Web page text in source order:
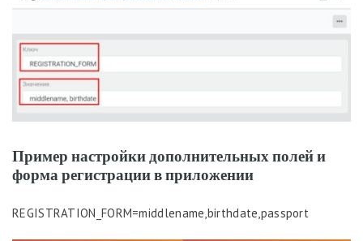
Пример настройки дополнительных полей и
форма регистрации в приложении
REGISTRATION_FORM=middlename,birthdate,passport